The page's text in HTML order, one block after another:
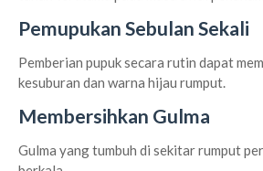
Pemupukan Sebulan Sekali
Pemberian pupuk secara rutin dapat
kesuburan dan warna hijau rumput.
Membersihkan Gulma
Gulma yang tumbuh di sekitar rumput